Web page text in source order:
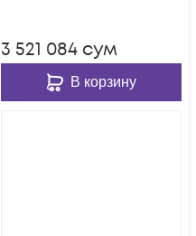
3 521 084 сум
В корзину